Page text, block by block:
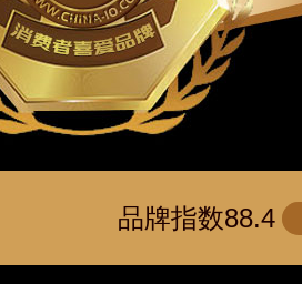
品牌指数88.4